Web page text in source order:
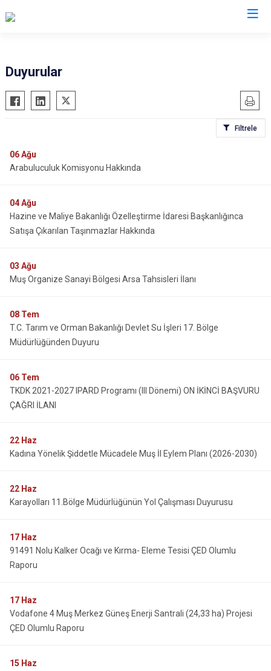
Duyurular
Filtrele
06Ağu
Arabuluculuk Komisyonu Hakkında
04Ağu
Hazine ve Maliye Bakanlığı Özelleştirme İdaresi Başkanlığınca
Satışa Çıkarılan Taşınmazlar Hakkında
03 Ağu
Muş Organize Sanayi Bölgesi Arsa Tahsisleri İlanı
08 Tem
T.C. Tarım ve Orman Bakanlığı Devlet Su İşleri 17. Bölge
Müdürlüğünden Duyuru
06 Tem
TKDK 2021-2027 IPARD Programı (III Dönemi) ON İKİNCİ BAŞVURU
ÇAĞRI İLANI
22 Haz
Kadına Yönelik Şiddetle Mücadele Muş İl Eylem Planı (2026-2030)
22 Haz
Karayolları 11.Bölge Müdürlüğünün Yol Çalışması Duyurusu
17 Haz
91491 Nolu Kalker Ocağı ve Kırma- Eleme Tesisi ÇED Olumlu
Raporu
17 Haz
Vodafone 4 Muş Merkez Güneş Enerji Santrali (24,33 ha) Projesi
ÇED Olumlu Raporu
15 Haz